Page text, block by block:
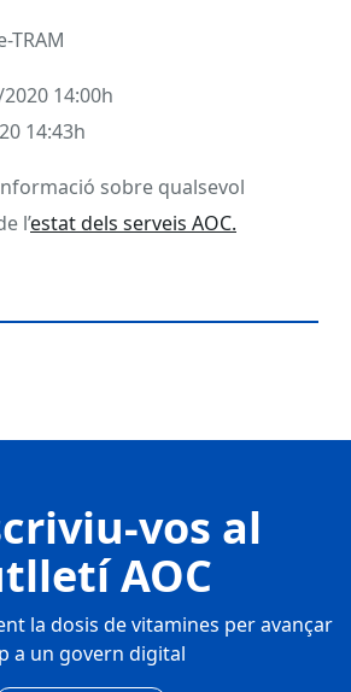
TRAM
14:00h
14:43h
sobre qualsevol
l’estat dels serveis AOC.
vos al
AOC
la dosis de vitamines per avançar
a un govern digital